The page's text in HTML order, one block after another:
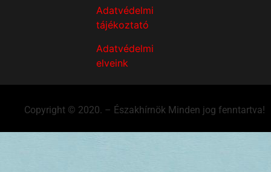
Adatvédelmi
tájékoztató
Adatvédelmi
elveink
Copyright © 2020. – Északhírnök Minden jog fenntartva!